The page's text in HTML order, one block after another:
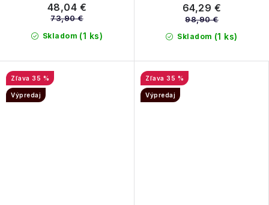
Skladom (1 ks)
48,04 €
73,90 €
Skladom (1 ks)
64,29 €
98,90 €
35 %
Výpredaj
35 %
Výpredaj